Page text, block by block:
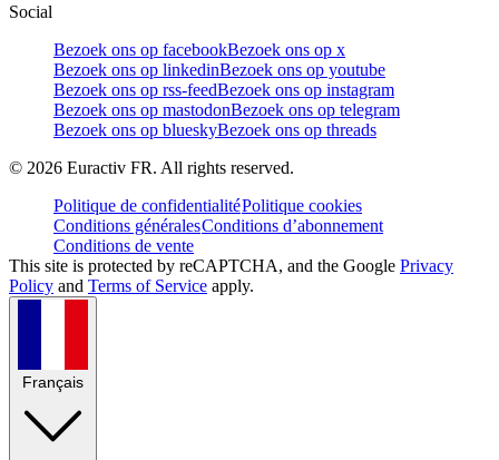
Social
Bezoek ons op facebookBezoek ons op x
Bezoek ons op linkedinBezoek ons op youtube
Bezoek ons op rss-feedBezoek ons op instagram
Bezoek ons op mastodonBezoek ons op telegram
Bezoek ons op blueskyBezoek ons op threads
© 2026 Euractiv FR. All rights reserved.
Politique de confidentialitéPolitique cookies
Conditions généralesConditions d’abonnement
Conditions de vente
This site is protected by reCAPTCHA, and the Google Privacy
Policy and Terms of Service apply.
Français